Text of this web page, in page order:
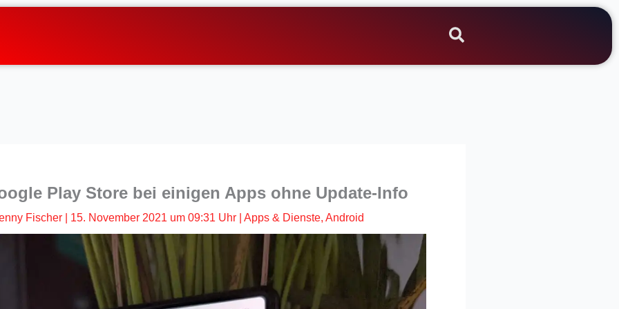
Play Store bei einigen Apps ohne Update-Info
Fischer 15. November 2021 um 09:31 Uhr Apps & Dienste, Android